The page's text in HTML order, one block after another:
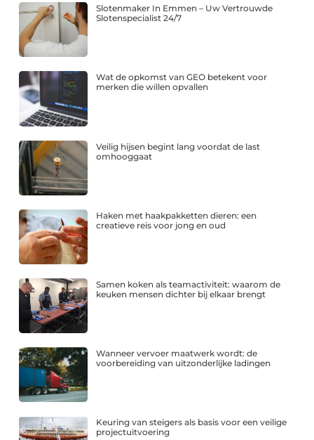
Slotenmaker In Emmen – Uw Vertrouwde
Slotenspecialist 24/7
Wat de opkomst van GEO betekent voor
merken die willen opvallen
Veilig hijsen begint lang voordat de last
omhooggaat
Haken met haakpakketten dieren: een
creatieve reis voor jong en oud
Samen koken als teamactiviteit: waarom de
keuken mensen dichter bij elkaar brengt
Wanneer vervoer maatwerk wordt: de
voorbereiding van uitzonderlijke ladingen
Keuring van steigers als basis voor een veilige
projectuitvoering